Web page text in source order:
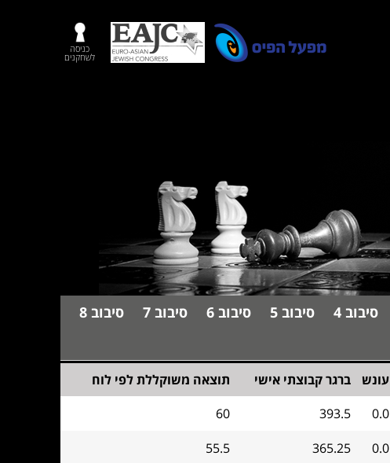
כניסה
לשחקנים
סיבוב 4 סיבוב 5 סיבוב 6 סיבוב 7
סיבוב 8
עונש ברגר קבוצתי אישי
תוצאה משוקללת לפי לוח
0.0
393.5
60
0.0
365.25
55.5